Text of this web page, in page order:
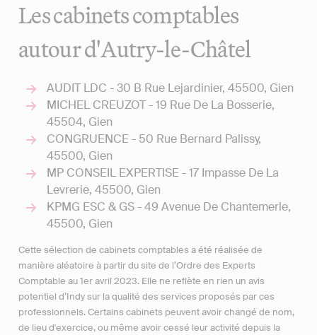
Les cabinets comptables
autour d'Autry-le-Châtel
AUDIT LDC - 30 B Rue Lejardinier, 45500, Gien
MICHEL CREUZOT - 19 Rue De La Bosserie,
45504, Gien
CONGRUENCE - 50 Rue Bernard Palissy,
45500, Gien
MP CONSEIL EXPERTISE - 17 Impasse De La
Levrerie, 45500, Gien
KPMG ESC & GS - 49 Avenue De Chantemerle,
45500, Gien
Cette sélection de cabinets comptables a été réalisée de
manière aléatoire à partir du site de l’Ordre des Experts
Comptable au 1er avril 2023. Elle ne reflète en rien un avis
potentiel d’Indy sur la qualité des services proposés par ces
professionnels. Certains cabinets peuvent avoir changé de nom,
de lieu d'exercice, ou même avoir cessé leur activité depuis la